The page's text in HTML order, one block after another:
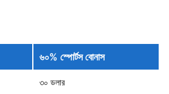
৬০% স্পোর্টস বোনাস
৩০ ডলার